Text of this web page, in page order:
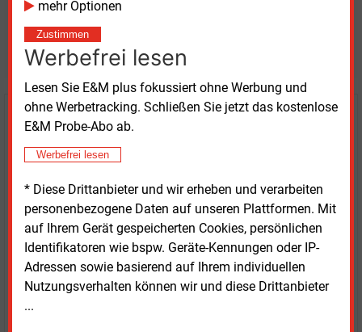
mehr Optionen
Zustimmen
Werbefrei lesen
Lesen Sie E&M plus fokussiert ohne Werbung und
ohne Werbetracking. Schließen Sie jetzt das kostenlose
E&M Probe-Abo ab.
Werbefrei lesen
* Diese Drittanbieter und wir erheben und verarbeiten
personenbezogene Daten auf unseren Plattformen. Mit
auf Ihrem Gerät gespeicherten Cookies, persönlichen
Identifikatoren wie bspw. Geräte-Kennungen oder IP-
Adressen sowie basierend auf Ihrem individuellen
Nutzungsverhalten können wir und diese Drittanbieter
...
Möchten Sie diese und
weitere Nachrichten lesen?
Kaufen Sie den Artikel
erhalten Sie sofort diesen redaktionellen Beitrag für